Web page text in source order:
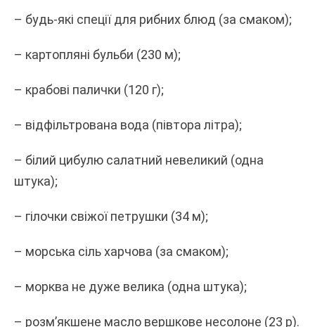
– будь-які спеції для рибних блюд (за смаком);
– картопляні бульби (230 м);
– крабові палички (120 г);
– відфільтрована вода (півтора літра);
– білий цибулю салатний невеликий (одна
штука);
– гілочки свіжої петрушки (34 м);
– морська сіль харчова (за смаком);
– морква не дуже велика (одна штука);
– розм’якшене масло вершкове несолоне (23 р).